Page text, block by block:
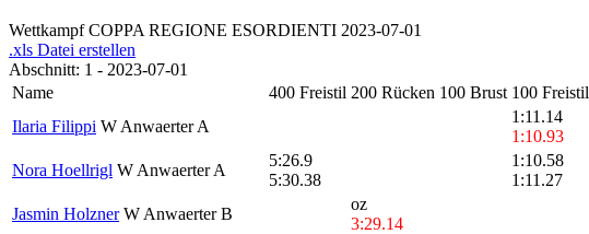
Wettkampf COPPA REGIONE ESORDIENTI 2023-07-01
.xls Datei erstellen
Abschnitt: 1 - 2023-07-01
Name
400 Freistil 200 Rücken 100 Brust 100 Freistil
Ilaria Filippi W Anwaerter A
1:11.14
1:10.93
Nora Hoellrigl W Anwaerter A
5:26.9
5:30.38
1:10.58
1:11.27
Jasmin HolznerW Anwaerter B
oz
3:29.14